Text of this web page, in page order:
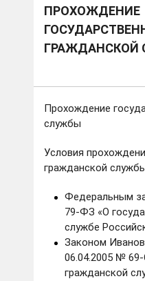
ПРОХОЖДЕНИЕ
ГРАЖДАНСКОЙ
Прохождение
службы
Условия
гражданской
Федеральным
79-ФЗ «О
службе
Законом
06.04.2005 №
гражданской